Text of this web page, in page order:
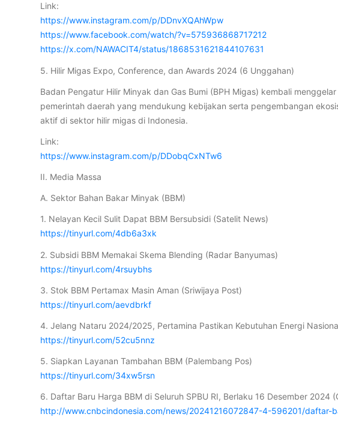
Link:
https://www.instagram.com/p/DDnvXQAhWpw
https://www.facebook.com/watch/?v=575936868717212
https://x.com/NAWACIT4/status/1868531621844107631
5. Hilir Migas Expo, Conference, dan Awards 2024 (6 Unggahan)
Badan Pengatur Hilir Minyak dan Gas Bumi (BPH Migas) kembali
pemerintah daerah yang mendukung kebijakan serta pengembangan
aktif di sektor hilir migas di Indonesia.
Link:
https://www.instagram.com/p/DDobqCxNTw6
II. Media Massa
A. Sektor Bahan Bakar Minyak (BBM)
1. Nelayan Kecil Sulit Dapat BBM Bersubsidi (Satelit News)
https://tinyurl.com/4db6a3xk
2. Subsidi BBM Memakai Skema Blending (Radar Banyumas)
https://tinyurl.com/4rsuybhs
3. Stok BBM Pertamax Masin Aman (Sriwijaya Post)
https://tinyurl.com/aevdbrkf
4. Jelang Nataru 2024/2025, Pertamina Pastikan Kebutuhan Energi
https://tinyurl.com/52cu5nnz
5. Siapkan Layanan Tambahan BBM (Palembang Pos)
https://tinyurl.com/34xw5rsn
6. Daftar Baru Harga BBM di Seluruh SPBU RI, Berlaku 16 Desember 2024
http://www.cnbcindonesia.com/news/20241216072847-4-596201/